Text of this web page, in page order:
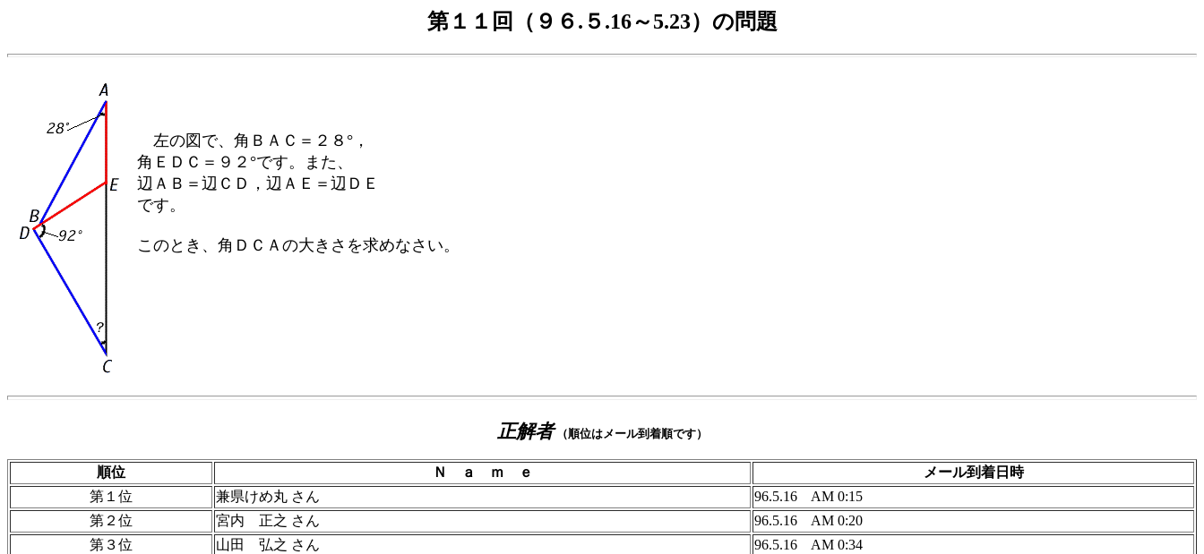
第１１回（９６.５.16～5.23）の問題
左の図で、角ＢＡＣ＝２８°，
角ＥＤＣ＝９２°です。また、
辺ＡＢ＝辺ＣＤ，辺ＡＥ＝辺ＤＥ
です。
このとき、角ＤＣＡの大きさを求めなさい。
正解者（順位はメール到着順です）
順位 Ｎ ａ ｍ ｅ
メール到着日時
第１位
兼県けめ丸 さん
96.5.16 AM 0:15
第２位
宮内 正之 さん
96.5.16 AM 0:20
第３位
山田 弘之 さん
96.5.16 AM 0:34